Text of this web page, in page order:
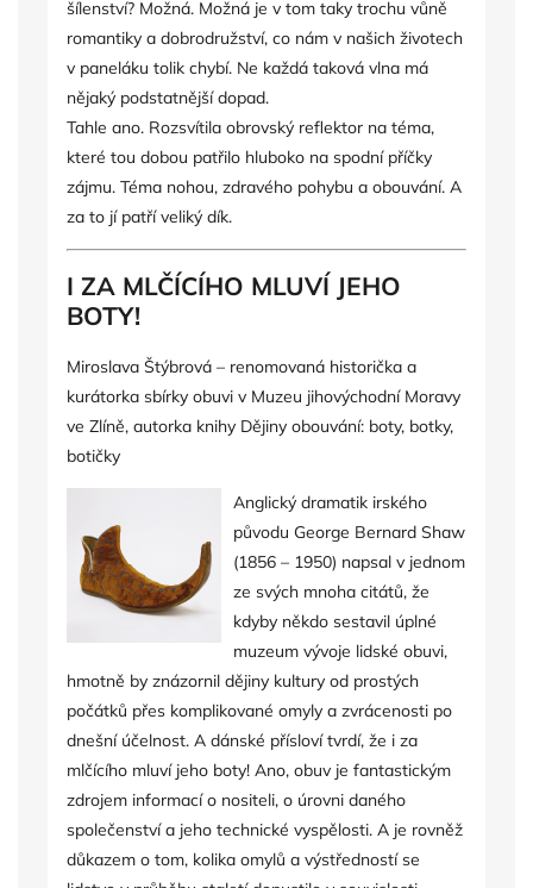
šílenství? Možná. Možná je v tom taky trochu vůně
romantiky a dobrodružství, co nám v našich životech
v paneláku tolik chybí. Ne každá taková vlna má
nějaký podstatnější dopad.
Tahle ano. Rozsvítila obrovský reflektor na téma,
které tou dobou patřilo hluboko na spodní příčky
zájmu. Téma nohou, zdravého pohybu a obouvání. A
za to jí patří veliký dík.
I ZA MLČÍCÍHO MLUVÍ JEHO
BOTY!
Miroslava Štýbrová – renomovaná historička a
kurátorka sbírky obuvi v Muzeu jihovýchodní Moravy
ve Zlíně, autorka knihy Dějiny obouvání: boty, botky,
botičky
Anglický dramatik irského
původu George Bernard Shaw
(1856 – 1950) napsal v jednom
ze svých mnoha citátů, že
kdyby někdo sestavil úplné
muzeum vývoje lidské obuvi,
hmotně by znázornil dějiny kultury od prostých
počátků přes komplikované omyly a zvrácenosti po
dnešní účelnost. A dánské přísloví tvrdí, že i za
mlčícího mluví jeho boty! Ano, obuv je fantastickým
zdrojem informací o nositeli, o úrovni daného
společenství a jeho technické vyspělosti. A je rovněž
důkazem o tom, kolika omylů a výstředností se